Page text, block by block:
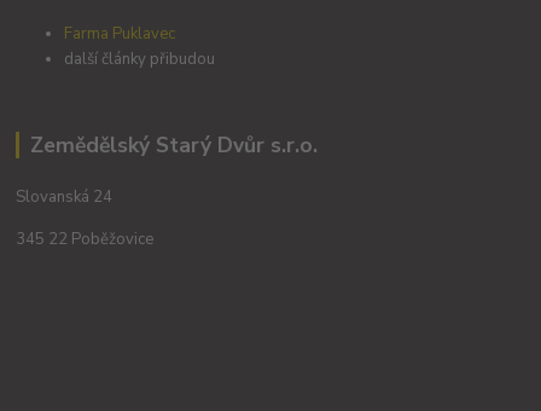
Farma Puklavec
další články přibudou
Zemědělský Starý Dvůr s.r.o.
Slovanská 24
345 22 Poběžovice